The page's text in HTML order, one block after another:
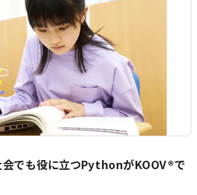
でも役に立つPythonがKOOV®で